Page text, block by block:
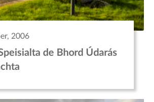
2006
de Bhord Údarás